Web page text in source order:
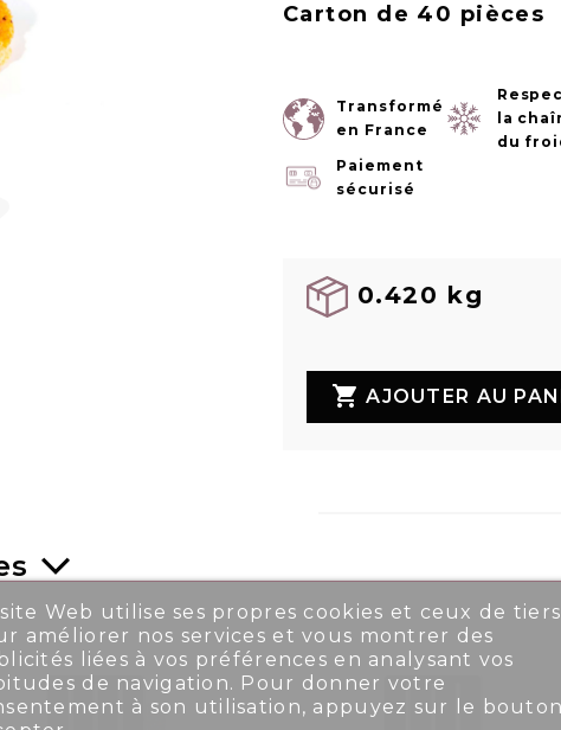
Carton de 40 pièces
Transformé
en France
la
du
Paiement
sécurisé
0.420 kg
 AJOUTER AU
site Web utilise ses propres cookies et ceux de tiers
améliorer nos services et vous montrer des
liées à vos préférences en analysant vos
de navigation. Pour donner votre
à son utilisation, appuyez sur le bouton